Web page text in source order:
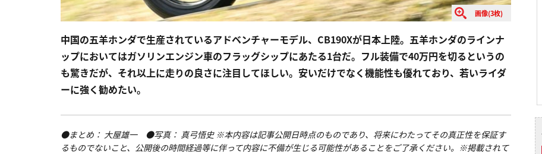
画像(3枚)
中国の五羊ホンダで生産されているアドベンチャーモデル、CB190Xが日本上陸。五羊ホンダのラインナ
ップにおいてはガソリンエンジン車のフラッグシップにあたる1台だ。フル装備で40万円を切るというの
も驚きだが、それ以上に走りの良さに注目してほしい。安いだけでなく機能性も優れており、若いライダ
ーに強く勧めたい。
●まとめ： 大屋雄一 ●写真： 真弓悟史 ※本内容は記事公開日時点のものであり、将来にわたってその真正性を保証す
るものでないこと、公開後の時間経過等に伴って内容に不備が生じる可能性があることをご了承ください。※掲載されて